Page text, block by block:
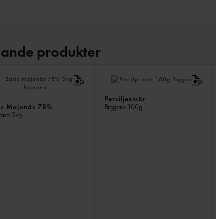
produkter
Majonäs 78%
5kg
Persiljesmör
Biggans 100g